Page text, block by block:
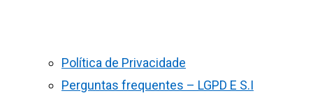
Política de Privacidade
Perguntas frequentes – LGPD E S.I